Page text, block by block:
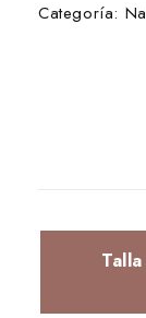
Categoría:
Talla